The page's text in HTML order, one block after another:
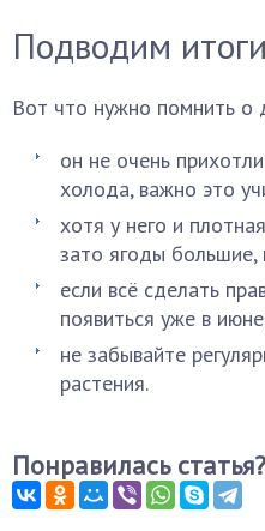
Подводим итоги
Вот что нужно помнить о
он не очень
холода, важно это
хотя у него и
зато ягоды большие,
если всё сделать
появиться уже в
не забывайте
растения.
Понравилась